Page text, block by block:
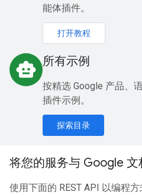
能体插件。
打开教程
smart_toy 所有示例
按精选 Google 产品、
插件示例。
探索目录
将您的服务与 Google 文
使用下面的 REST API 以编程